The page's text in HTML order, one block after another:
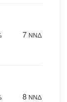
7 ΝΝΔ
8 ΝΝΔ